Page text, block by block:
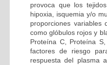
provoca que los
hipoxia, isquemia y/o
proporciones variables
como glóbulos rojos y
Proteína C, Proteína
factores de riesgo
respuesta del plasma